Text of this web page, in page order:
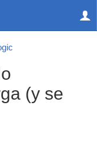
(y se